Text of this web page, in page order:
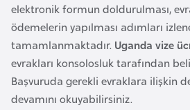
elektronik formun doldurulması,
ödemelerin yapılması adımları
tamamlanmaktadır. Uganda vize
evrakları konsolosluk tarafından
Başvuruda gerekli evraklara ilişkin
devamını okuyabilirsiniz.
B
o
s
n
a
H